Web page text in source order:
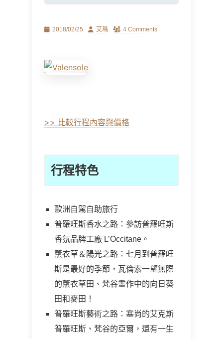
Posted2018/02/25 Author
艾瑪 4 Comments
>> 比較行程內容與價格
行程特色
歐洲自駕自助旅行
普羅旺斯香水之路：參訪普羅旺斯
香氛品牌工廠 L’Occitane。
薰衣草＆陽光之路：七月到普羅旺
斯是最好的季節，瓦倫索一望無際
的薰衣草田、梵谷畫作中的向日葵
田和麥田！
普羅旺斯藝術之路：塞尚的艾克斯
普羅旺斯、梵谷的亞爾，還有一生